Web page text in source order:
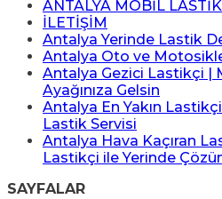
ANTALYA MOBİL
İLETİŞİM
Antalya Yerinde Lastik
Antalya Oto ve
Antalya Gezici Lastikçi |
Ayağınıza Gelsin
Antalya En Yakın
Lastik Servisi
Antalya Hava Kaçıran
Lastikçi ile Yerinde
SAYFALAR